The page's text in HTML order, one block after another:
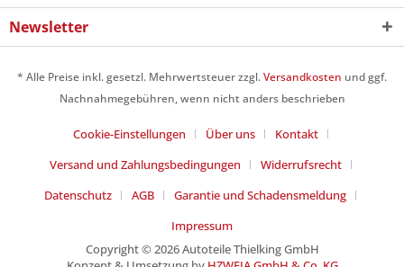
Newsletter
* Alle Preise inkl. gesetzl. Mehrwertsteuer zzgl.Versandkosten und ggf.
Nachnahmegebühren, wenn nicht anders beschrieben
Cookie-Einstellungen Über uns
Kontakt
Versand und Zahlungsbedingungen
Widerrufsrecht
Datenschutz
AGB
Garantie und Schadensmeldung
Impressum
Copyright © 2026 Autoteile Thielking GmbH